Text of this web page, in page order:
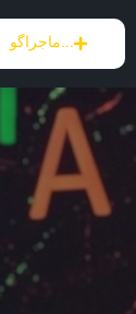
ماجراگو...